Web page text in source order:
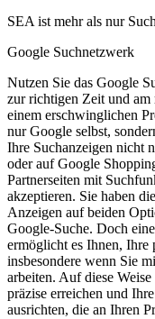
SEA ist mehr als nur
Google Suchnetzwerk
Nutzen Sie das Google
zur richtigen Zeit und am
einem erschwinglichen
nur Google selbst,
Ihre Suchanzeigen nicht
oder auf Google
Partnerseiten mit
akzeptieren. Sie haben
Anzeigen auf beiden
Google-Suche. Doch
ermöglicht es Ihnen, Ihre
insbesondere wenn Sie
arbeiten. Auf diese
präzise erreichen und
ausrichten, die an Ihren